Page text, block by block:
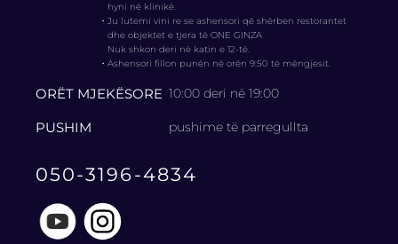
hyni në klinikë.
・Ju lutemi vini re se ashensori që shërben restorantet
dhe objektet e tjera të ONE GINZA
Nuk shkon deri në katin e 12-të.
・Ashensori fillon punën në orën 9:50 të mëngjesit.
ORËT MJEKËSORE 10:00 deri në 19:00
PUSHIM pushime të parregullta
050-3196-4834